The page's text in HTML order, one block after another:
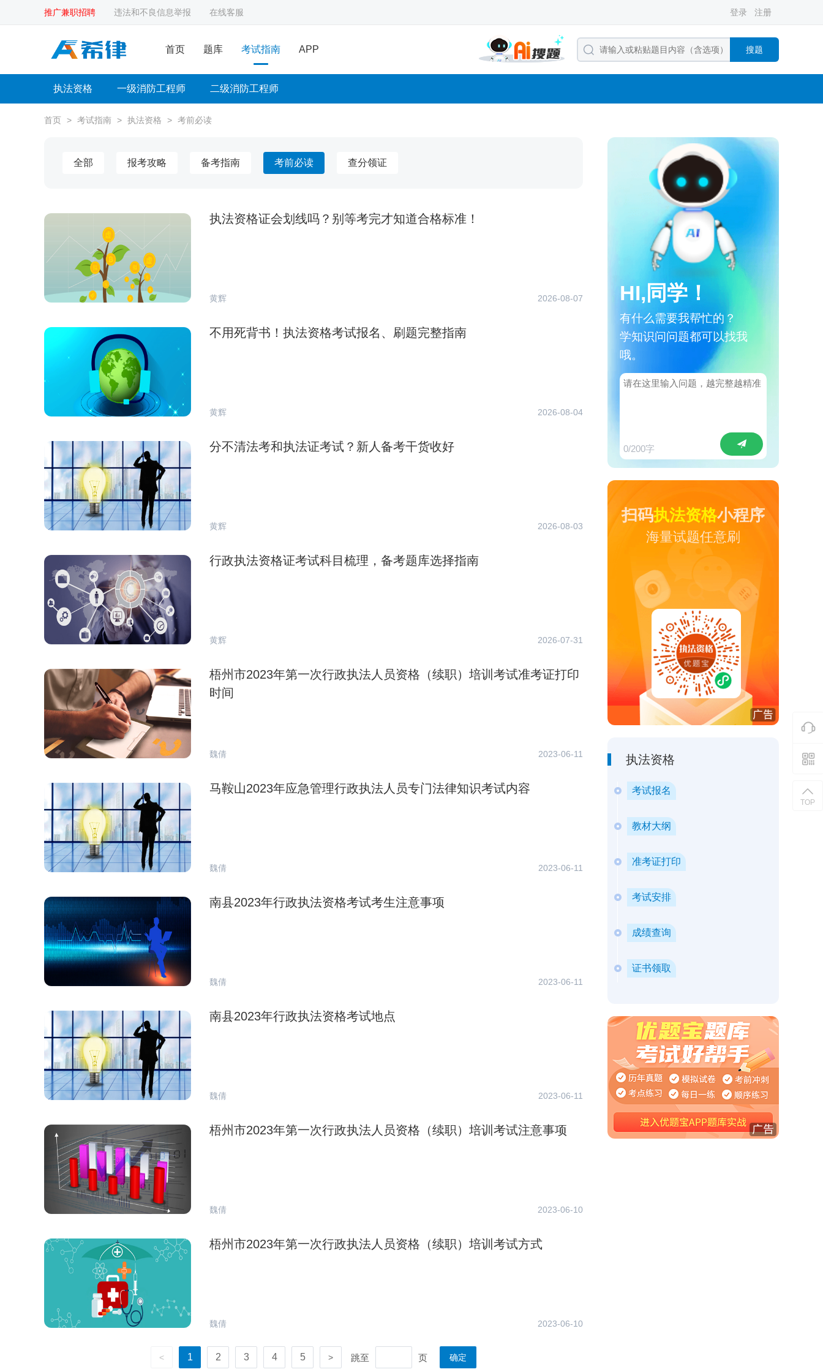
推广兼职招聘 违法和不良信息举报 在线客服 登录 注册
首页 题库 考试指南 APP 搜题
执法资格 一级消防工程师 二级消防工程师
首页 > 考试指南 > 执法资格 > 考前必读
全部 报考攻略 备考指南 考前必读 查分领证
执法资格证会划线吗？别等考完才知道合格标准！
黄辉 2026-08-07
不用死背书！执法资格考试报名、刷题完整指南
黄辉 2026-08-04
分不清法考和执法证考试？新人备考干货收好
黄辉 2026-08-03
行政执法资格证考试科目梳理，备考题库选择指南
黄辉 2026-07-31
梧州市2023年第一次行政执法人员资格（续职）培训考试准考证打印
时间
魏倩 2023-06-11
马鞍山2023年应急管理行政执法人员专门法律知识考试内容
魏倩 2023-06-11
南县2023年行政执法资格考试考生注意事项
魏倩 2023-06-11
南县2023年行政执法资格考试地点
魏倩 2023-06-11
梧州市2023年第一次行政执法人员资格（续职）培训考试注意事项
魏倩 2023-06-10
梧州市2023年第一次行政执法人员资格（续职）培训考试方式
魏倩 2023-06-10
< 1 2 3 4 5 > 跳至 页 确定
HI,同学！
有什么需要我帮忙的？
学知识问问题都可以找我
哦。
0/200字
扫码执法资格小程序
海量试题任意刷
执法资格
考试报名
教材大纲
准考证打印
考试安排
成绩查询
证书领取
TOP